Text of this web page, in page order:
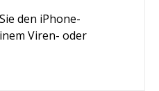
den iPhone-
Viren- oder